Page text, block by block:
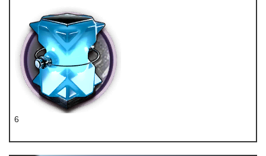
6